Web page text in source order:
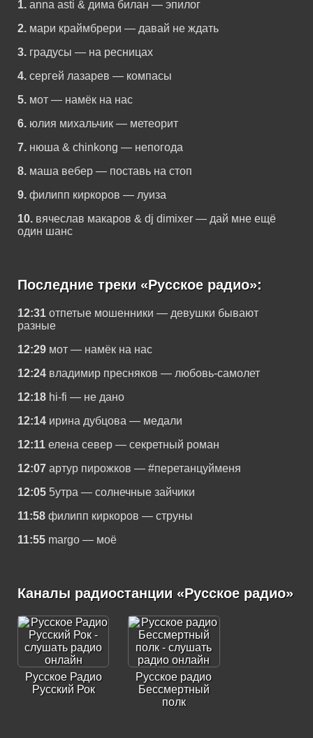
1. anna asti & дима билан — эпилог
2. мари краймбрери — давай не ждать
3. градусы — на ресницах
4. сергей лазарев — компасы
5. мот — намёк на нас
6. юлия михальчик — метеорит
7. нюша & chinkong — непогода
8. маша вебер — поставь на стоп
9. филипп киркоров — луиза
10. вячеслав макаров & dj dimixer — дай мне ещё
один шанс
Последние треки «Русское радио»:
12:31 отпетые мошенники — девушки бывают
разные
12:29 мот — намёк на нас
12:24 владимир пресняков — любовь-самолет
12:18 hi-fi — не дано
12:14 ирина дубцова — медали
12:11 елена север — секретный роман
12:07 артур пирожков — #перетанцуйменя
12:05 5утра — солнечные зайчики
11:58 филипп киркоров — струны
11:55 margo — моё
Каналы радиостанции «Русское радио»
Русское Радио
Русский Рок
Русское радио
Бессмертный
полк